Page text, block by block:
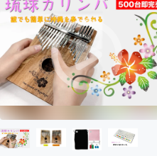
アート・写真
テクノロジー・ガ
映像・映画